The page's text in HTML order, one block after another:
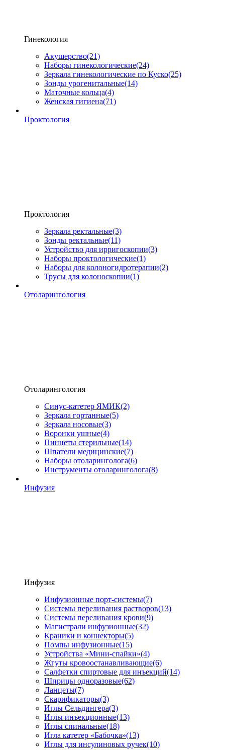
Гинекология
Акушерство(21)
Наборы гинекологические(24)
Зеркала гинекологические по Куско(25)
Зонды урогенитальные(14)
Маточные кольца(4)
Женская гигиена(71)
Проктология
Проктология
Зеркала ректальные(3)
Зонды ректальные(11)
Устройство для ирригоскопии(3)
Наборы проктологические(1)
Наборы для колоногидротерапии(2)
Трусы для колоноскопии(1)
Отоларингология
Отоларингология
Синус-катетер ЯМИК(2)
Зеркала гортанные(5)
Зеркала носовые(3)
Воронки ушные(4)
Пинцеты стерильные(14)
Шпатели медицинские(7)
Наборы отоларинголога(6)
Инструменты отоларинголога(8)
Инфузия
Инфузия
Инфузионные порт-системы(7)
Системы переливания растворов(13)
Системы переливания крови(9)
Магистрали инфузионные(32)
Краники и коннекторы(5)
Помпы инфузионные(15)
Устройства «Мини-спайки»(4)
Жгуты кровоостанавливающие(6)
Салфетки спиртовые для инъекций(14)
Шприцы одноразовые(62)
Ланцеты(7)
Скарификаторы(3)
Иглы Сельдингера(3)
Иглы инъекционные(13)
Иглы спинальные(18)
Игла катетер «Бабочка»(13)
Иглы для инсулиновых ручек(10)